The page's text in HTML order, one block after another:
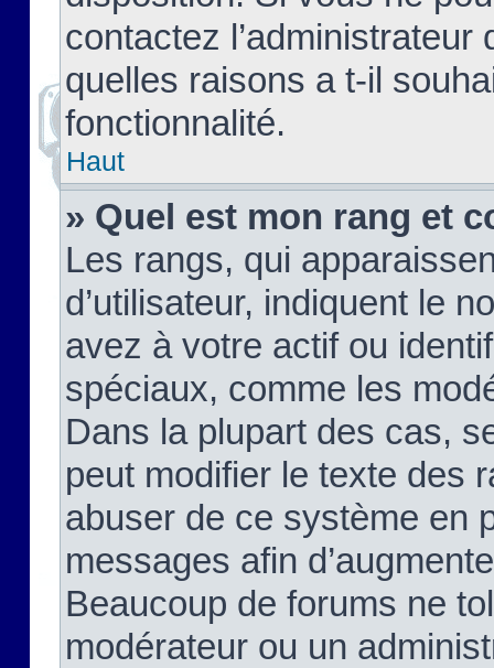
contactez
quelles raisons a t-il
fonctionnalité.
Haut
» Quel est mon rang et
Les rangs, qui
d’utilisateur, indiquent le
avez à votre actif ou
spéciaux, comme les
Dans la plupart des cas,
peut modifier le texte des
abuser de ce système en
messages afin
Beaucoup de forums ne
modérateur ou un